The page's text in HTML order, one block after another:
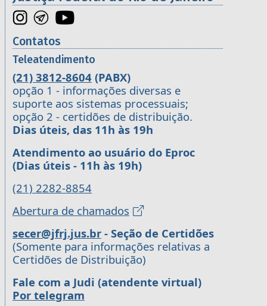
Contatos
Teleatendimento
(21) 3812-8604 (PABX)
opção 1 - informações diversas e
suporte aos sistemas processuais;
opção 2 - certidões de distribuição.
Dias úteis, das 11h às 19h
Atendimento ao usuário do Eproc
(Dias úteis - 11h às 19h)
(21) 2282-8854
Abertura de chamados
secer@jfrj.jus.br - Seção de Certidões
(Somente para informações relativas a
Certidões de Distribuição)
Fale com a Judi (atendente virtual)
Por telegram